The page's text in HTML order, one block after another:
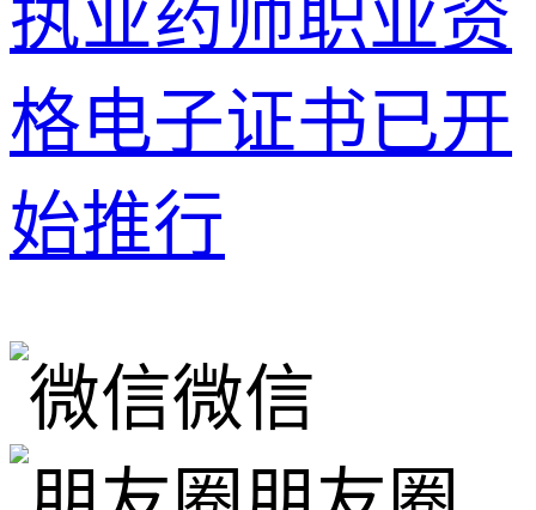
执业药师职业资
格电子证书已开
始推行
微信